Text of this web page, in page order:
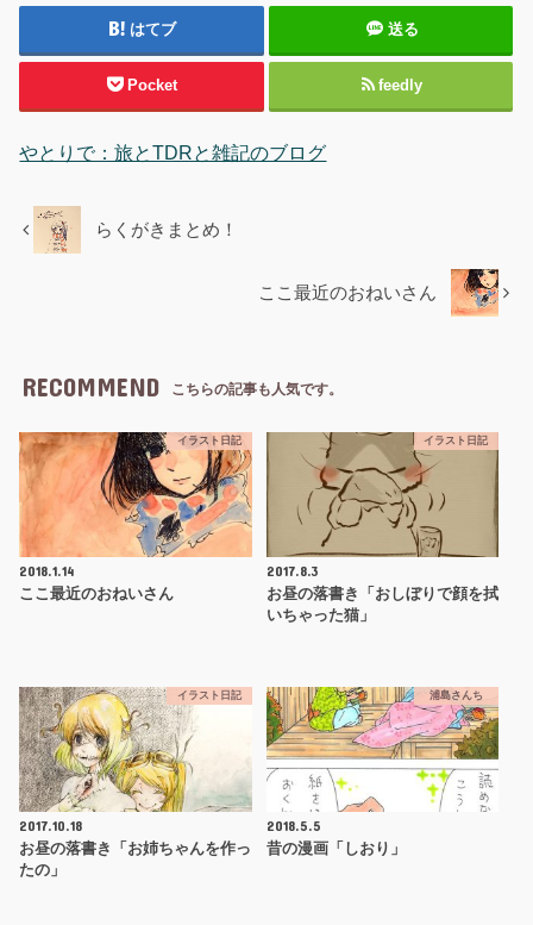
はてブ 送る
Pocket feedly
やとりで：旅とTDRと雑記のブログ
らくがきまとめ！
ここ最近のおねいさん
RECOMMEND こちらの記事も人気です。
イラスト日記
2018.1.14
ここ最近のおねいさん
イラスト日記
2017.8.3
お昼の落書き「おしぼりで顔を拭
いちゃった猫」
イラスト日記
2017.10.18
お昼の落書き「お姉ちゃんを作っ
たの」
浦島さんち
2018.5.5
昔の漫画「しおり」